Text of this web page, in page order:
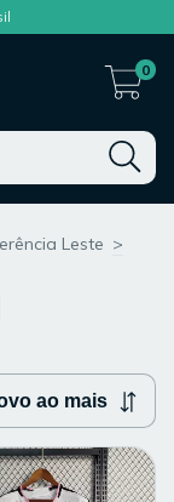
0
Leste >